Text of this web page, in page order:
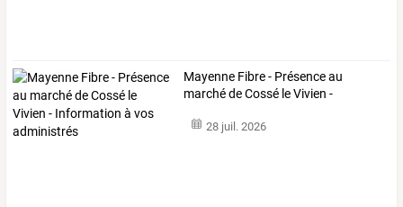
Mayenne Fibre- Présenceau
marchédeCossé leVivien -
28 juil. 2026